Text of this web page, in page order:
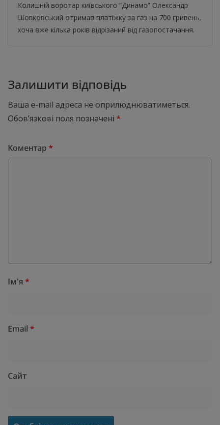
Колишній воротар київського “Динамо” Олександр
Шовковський отримав платіжку за газ на 700 гривень,
хоча вже кілька років відрізаний від газопостачання.
Залишити відповідь
Ваша e-mail адреса не оприлюднюватиметься.
Обов’язкові поля позначені *
Коментар *
Ім'я *
Email *
Сайт